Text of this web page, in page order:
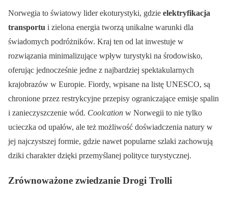
Norwegia to światowy lider ekoturystyki, gdzie elektryfikacja
transportu i zielona energia tworzą unikalne warunki dla
świadomych podróżników. Kraj ten od lat inwestuje w
rozwiązania minimalizujące wpływ turystyki na środowisko,
oferując jednocześnie jedne z najbardziej spektakularnych
krajobrazów w Europie. Fiordy, wpisane na listę UNESCO, są
chronione przez restrykcyjne przepisy ograniczające emisje spalin
i zanieczyszczenie wód. Coolcation w Norwegii to nie tylko
ucieczka od upałów, ale też możliwość doświadczenia natury w
jej najczystszej formie, gdzie nawet popularne szlaki zachowują
dziki charakter dzięki przemyślanej polityce turystycznej.
Zrównoważone zwiedzanie Drogi Trolli